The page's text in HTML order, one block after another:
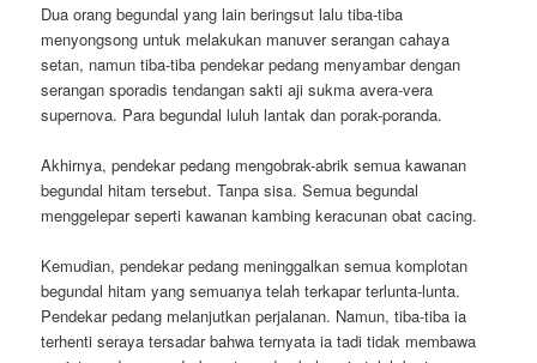
Dua orang begundal yang lain beringsut lalu tiba-tiba
menyongsong untuk melakukan manuver serangan cahaya
setan, namun tiba-tiba pendekar pedang menyambar dengan
serangan sporadis tendangan sakti aji sukma avera-vera
supernova. Para begundal luluh lantak dan porak-poranda.
Akhirnya, pendekar pedang mengobrak-abrik semua kawanan
begundal hitam tersebut. Tanpa sisa. Semua begundal
menggelepar seperti kawanan kambing keracunan obat cacing.
Kemudian, pendekar pedang meninggalkan semua komplotan
begundal hitam yang semuanya telah terkapar terlunta-lunta.
Pendekar pedang melanjutkan perjalanan. Namun, tiba-tiba ia
terhenti seraya tersadar bahwa ternyata ia tadi tidak membawa